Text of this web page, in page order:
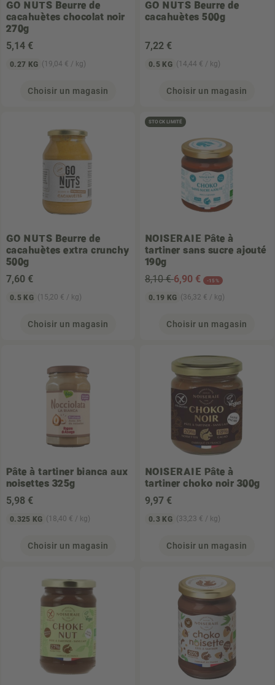
GO NUTS Beurre de
cacahuètes chocolat noir
270g
5,14 €
0.27 KG (19,04 € / kg)
Choisir un magasin
GO NUTS Beurre de
cacahuètes 500g
7,22 €
0.5 KG (14,44 € / kg)
Choisir un magasin
GO NUTS Beurre de
cacahuètes extra crunchy
500g
7,60 €
0.5 KG (15,20 € / kg)
Choisir un magasin
STOCK LIMITÉ
NOISERAIE Pâte à
tartiner sans sucre ajouté
190g
8,10 €6,90 € -15%
0.19 KG (36,32 € / kg)
Choisir un magasin
Pâte à tartiner bianca aux
noisettes 325g
5,98 €
0.325 KG (18,40 € / kg)
Choisir un magasin
NOISERAIE Pâte à
tartiner choko noir 300g
9,97 €
0.3 KG (33,23 € / kg)
Choisir un magasin